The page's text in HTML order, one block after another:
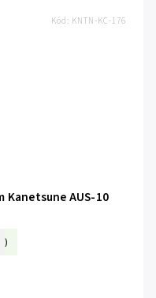
Kanetsune AUS-10
)
Kód: KNTN-KC-176